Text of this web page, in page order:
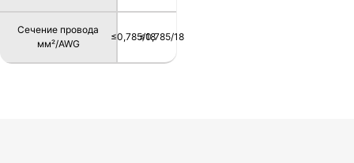
Сечение провода
мм²/AWG
≤0,785/18≤0,785/18